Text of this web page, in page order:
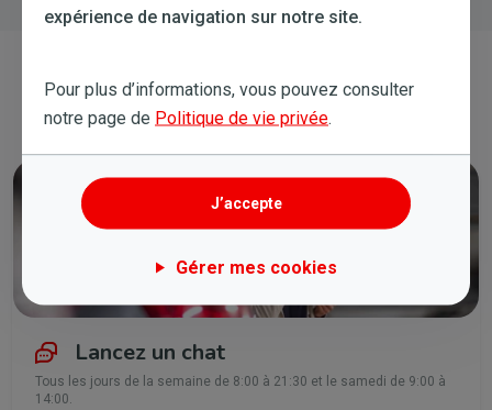
Contactez-nous
Lancez un chat
Tous les jours de la semaine de 8:00 à 21:30 et le samedi de 9:00 à
14:00.
expérience de navigation sur notre site.
Pour plus d’informations, vous pouvez consulter
notre page de Politique de vie privée.
J’accepte
Gérer mes cookies